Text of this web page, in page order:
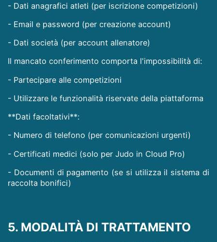
- Dati anagrafici atleti (per iscrizione competizioni)
- Email e password (per creazione account)
- Dati società (per account allenatore)
Il mancato conferimento comporta l'impossibilità di:
- Partecipare alle competizioni
- Utilizzare le funzionalità riservate della piattaforma
**Dati facoltativi**:
- Numero di telefono (per comunicazioni urgenti)
- Certificati medici (solo per Judo in Cloud Pro)
- Documenti di pagamento (se si utilizza il sistema di
raccolta bonifici)
5. MODALITÀ DI TRATTAMENTO